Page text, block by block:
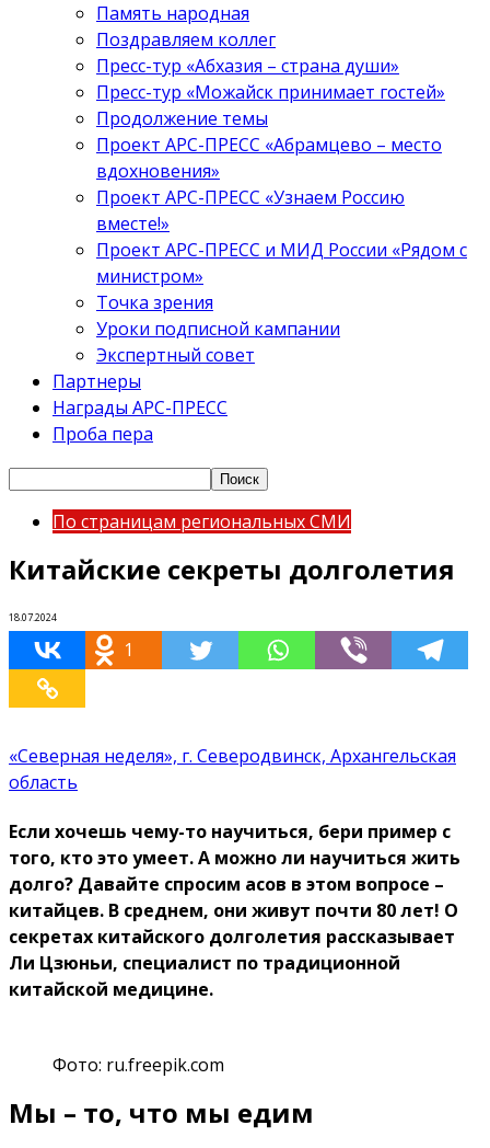
Память народная
Поздравляем коллег
Пресс-тур «Абхазия – страна души»
Пресс-тур «Можайск принимает гостей»
Продолжение темы
Проект АРС-ПРЕСС «Абрамцево – место
вдохновения»
Проект АРС-ПРЕСС «Узнаем Россию
вместе!»
Проект АРС-ПРЕСС и МИД России «Рядом с
министром»
Точка зрения
Уроки подписной кампании
Экспертный совет
Партнеры
Награды АРС-ПРЕСС
Проба пера
По страницам региональных СМИ
Китайские секреты долголетия
18.07.2024
1
«Северная неделя», г. Северодвинск, Архангельская
область
Если хочешь чему-то научиться, бери пример с
того, кто это умеет. А можно ли научиться жить
долго? Давайте спросим асов в этом вопросе –
китайцев. В среднем, они живут почти 80 лет! О
секретах китайского долголетия рассказывает
Ли Цзюньи, специалист по традиционной
китайской медицине.
Фото: ru.freepik.com
Мы – то, что мы едим